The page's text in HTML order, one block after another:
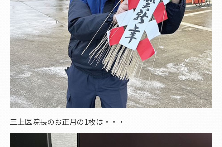
三上医院長のお正月の1枚は・・・